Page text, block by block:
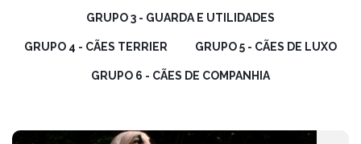
a
GRUPO 3 - GUARDA E UTILIDADES
GRUPO 4 - CÃES TERRIER GRUPO 5 - CÃES DE LUXO
GRUPO 6 - CÃES DE COMPANHIA